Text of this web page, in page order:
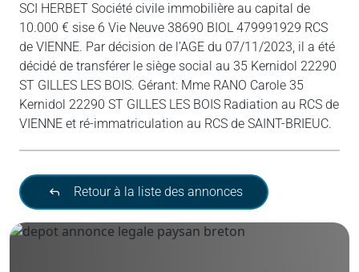
SCI HERBET Société civile immobilière au capital de
10.000 € sise 6 Vie Neuve 38690 BIOL 479991929 RCS
de VIENNE. Par décision de l’AGE du 07/11/2023, il a été
décidé de transférer le siège social au 35 Kernidol 22290
ST GILLES LES BOIS. Gérant: Mme RANO Carole 35
Kernidol 22290 ST GILLES LES BOIS Radiation au RCS de
VIENNE et ré-immatriculation au RCS de SAINT-BRIEUC.
Retour à la liste des annonces